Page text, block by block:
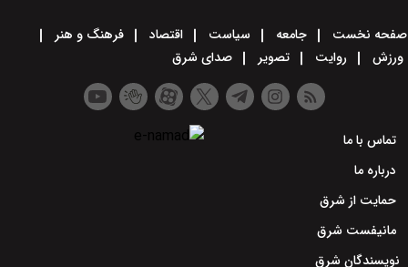
صفحه نخست جامعه سیاست اقتصاد
فرهنگ و هنر
ورزش
روایت تصویر صدای شرق
تماس با ما
درباره ما
حمایت از شرق
مانیفست شرق
نویسندگان شرق